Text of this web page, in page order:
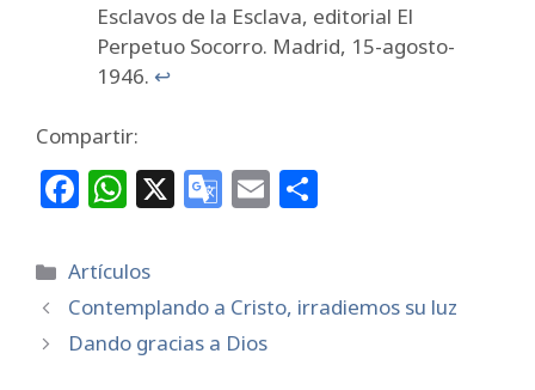
Esclavos de la Esclava, editorial El
Perpetuo Socorro. Madrid, 15-agosto-
1946. ↩︎
Compartir:
F
c
e
b
W
at
s
A
X G
gl
e
E
l p
Categorías
Artículos
Contemplando a Cristo, irradiemos su luz
Dando gracias a Dios